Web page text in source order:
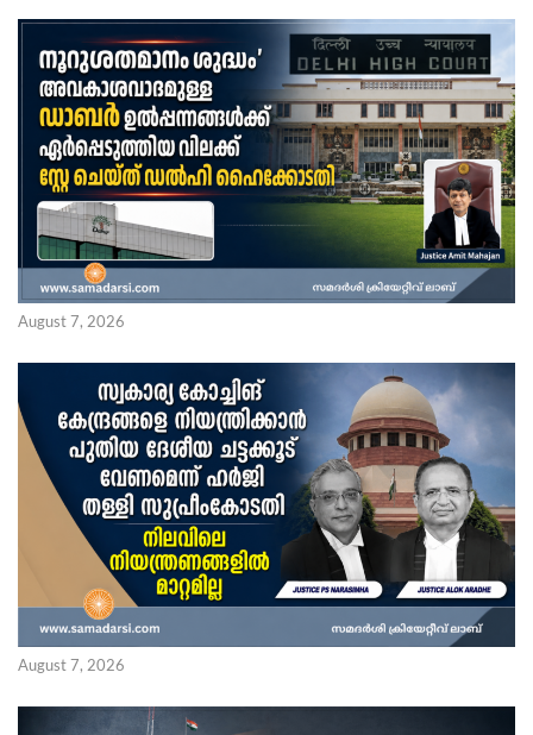
August 7, 2026
August 7, 2026